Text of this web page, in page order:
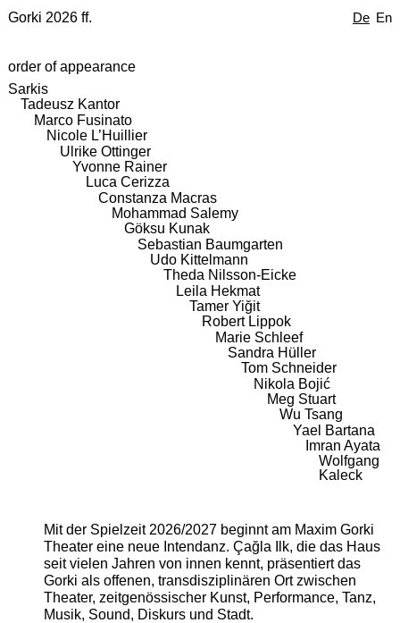
De En
Gorki 2026 ff.
order of appearance
Sarkis
Tadeusz Kantor
Marco Fusinato
Nicole L’Huillier
Ulrike Ottinger
Yvonne Rainer
Luca Cerizza
Constanza Macras
Mohammad Salemy
Göksu Kunak
Sebastian Baumgarten
Udo Kittelmann
Theda Nilsson-Eicke
Leila Hekmat
Tamer Yiğit
Robert Lippok
Marie Schleef
Sandra Hüller
Tom Schneider
Nikola Bojić
Meg Stuart
Wu Tsang
Yael Bartana
Imran Ayata
Wolfgang
Kaleck
Mit der Spielzeit 2026/2027 beginnt am Maxim Gorki
Theater eine neue Intendanz. Çağla Ilk, die das Haus
seit vielen Jahren von innen kennt, präsentiert das
Gorki als offenen, transdisziplinären Ort zwischen
Theater, zeitgenössischer Kunst, Performance, Tanz,
Musik, Sound, Diskurs und Stadt.